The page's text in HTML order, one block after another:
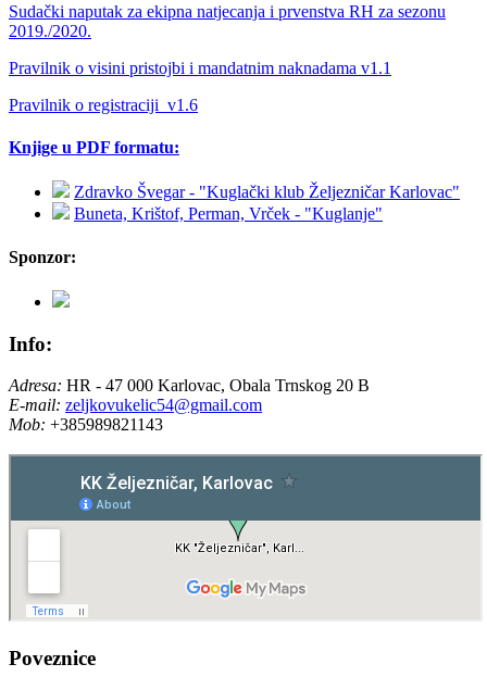
Sudački naputak za ekipna natjecanja i prvenstva RH za sezonu
2019./2020.
Pravilnik o visini pristojbi i mandatnim naknadama v1.1
Pravilnik o registraciji_v1.6
Knjige u PDF formatu:
Zdravko Švegar - "Kuglački klub Željezničar Karlovac"
Buneta, Krištof, Perman, Vrček - "Kuglanje"
Sponzor:
Info:
Adresa: HR - 47 000 Karlovac, Obala Trnskog 20 B
E-mail: zeljkovukelic54@gmail.com
Mob: +385989821143
Poveznice